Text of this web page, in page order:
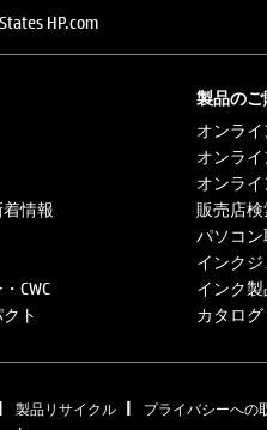
HP.com
情報
CWC
ト
製品の
オンラ
オンラ
オンラ
販売店検
パソコ
インク
インク
カタログ
| 製品リサイクル | プライバシーへの